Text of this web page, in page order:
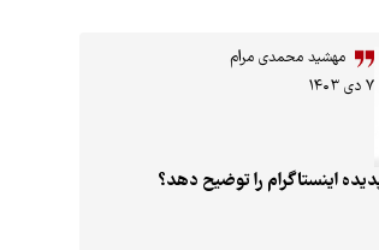
مهشید محمدی مرام
۷ دی ۱۴۰۳
اینستاگرام را توضیح دهد؟